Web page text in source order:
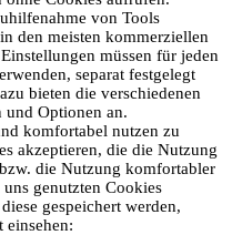
von Tools
den meisten kommerziellen
müssen für jeden
separat festgelegt
bieten die verschiedenen
und Optionen an.
komfortabel nutzen zu
akzeptieren, die die Nutzung
die Nutzung komfortabler
genutzten Cookies
gespeichert werden,
einsehen: